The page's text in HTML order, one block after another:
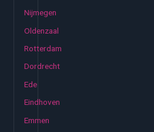
Nijmegen
Oldenzaal
Rotterdam
Dordrecht
Ede
Eindhoven
Emmen